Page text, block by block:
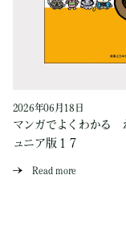
2026年06月18日
マンガでよくわかる
ュニア版１７
Read more